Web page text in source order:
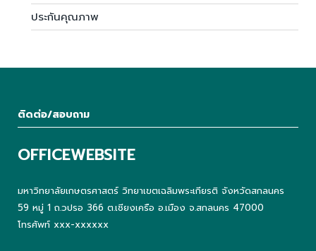
ประกันคุณภาพ
ติดต่อ/สอบถาม
OFFICEWEBSITE
มหาวิทยาลัยเกษตรศาสตร์ วิทยาเขตเฉลิมพระเกียรติ จังหวัดสกลนคร
59 หมู่ 1 ถ.วปรอ 366 ต.เชียงเครือ อ.เมือง จ.สกลนคร 47000
โทรศัพท์ xxx-xxxxxx